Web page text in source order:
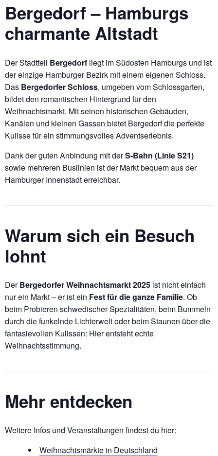
Bergedorf – Hamburgs
charmante Altstadt
Der Stadtteil Bergedorf liegt im Südosten Hamburgs und ist
der einzige Hamburger Bezirk mit einem eigenen Schloss.
Das Bergedorfer Schloss, umgeben vom Schlossgarten,
bildet den romantischen Hintergrund für den
Weihnachtsmarkt. Mit seinen historischen Gebäuden,
Kanälen und kleinen Gassen bietet Bergedorf die perfekte
Kulisse für ein stimmungsvolles Adventserlebnis.
Dank der guten Anbindung mit derS-Bahn (Linie S21)
sowie mehreren Buslinien ist der Markt bequem aus der
Hamburger Innenstadt erreichbar.
Warum sich ein Besuch
lohnt
DerBergedorfer Weihnachtsmarkt 2025 ist nicht einfach
nur ein Markt – er ist ein Fest für die ganze Familie. Ob
beim Probieren schwedischer Spezialitäten, beim Bummeln
durch die funkelnde Lichterwelt oder beim Staunen über die
fantasievollen Kulissen: Hier entsteht echte
Weihnachtsstimmung.
Mehr entdecken
Weitere Infos und Veranstaltungen findest du hier:
Weihnachtsmärkte in Deutschland